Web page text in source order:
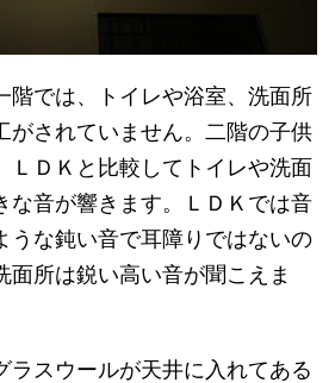
階では、トイレや浴室、洗面所
がされていません。二階の子供
ＬＤＫと比較してトイレや洗面
な音が響きます。ＬＤＫでは音
うな鈍い音で耳障りではないの
面所は鋭い高い音が聞こえま
ラスウールが天井に入れてある